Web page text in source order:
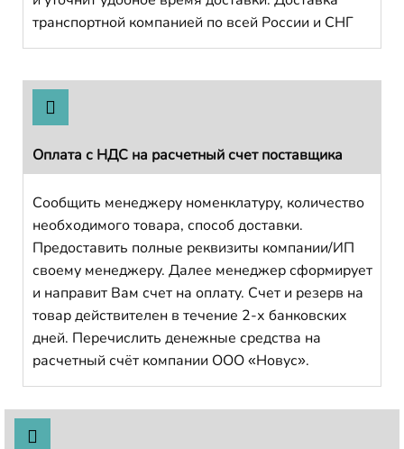
транспортной компанией по всей России и СНГ
Оплата с НДС на расчетный счет поставщика
Сообщить менеджеру номенклатуру, количество
необходимого товара, способ доставки.
Предоставить полные реквизиты компании/ИП
своему менеджеру. Далее менеджер сформирует
и направит Вам счет на оплату. Счет и резерв на
товар действителен в течение 2-х банковских
дней. Перечислить денежные средства на
расчетный счёт компании ООО «Новус».